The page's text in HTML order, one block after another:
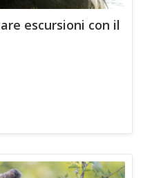
escursioni con il